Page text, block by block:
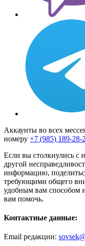
Аккаунты во всех
номеру +7 (985) 189-28-
Если вы столкнулись с
другой
информацию,
требующими общего
удобным вам способом
вам помочь.
Контактные данные:
Email редакции: